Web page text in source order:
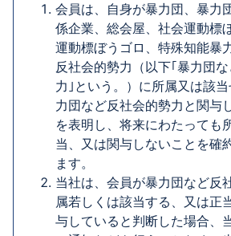
会員は、自身が暴力団、暴力
係企業、総会屋、社会運動標
運動標ぼうゴロ、特殊知能暴
反社会的勢力（以下｢暴力団
力｣という。）に所属又は該
力団など反社会的勢力と関与
を表明し、将来にわたっても
当、又は関与しないことを確
ます。
当社は、会員が暴力団など反
属若しくは該当する、又は正
与していると判断した場合、